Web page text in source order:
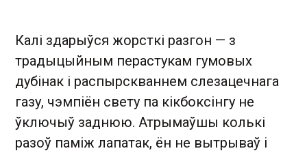
Калі здарыўся жорсткі разгон — з
традыцыйным перастукам гумовых
дубінак і распырскваннем слезацечнага
газу, чэмпіён свету па кікбоксінгу не
ўключыў заднюю. Атрымаўшы колькі
разоў паміж лапатак, ён не вытрываў і